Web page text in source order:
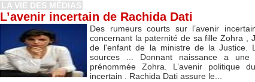
LA VIE DES MÉDIAS
L’avenir incertain de Rachida Dati
Des rumeurs courts sur l’avenir
concernant la paternité de sa fille Zohra ,
de l'enfant de la ministre de la Justice.
sources ... Donnant naissance a
prénommée Zohra. L’avenir politique
incertain . Rachida Dati assure le...